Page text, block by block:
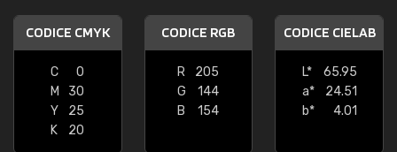
CODICE CMYK
C
0
M
30
Y
25
K
20
CODICE RGB
R
205
G
144
B
154
CODICE CIELAB
L*
65.95
a*
24.51
b*
4.01